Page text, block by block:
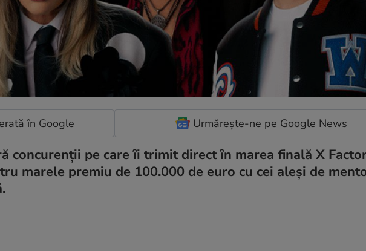
în Google Urmărește-ne pe Google News
concurenţii pe care ȋi trimit direct ȋn marea finală X
marele premiu de 100.000 de euro cu cei aleși de